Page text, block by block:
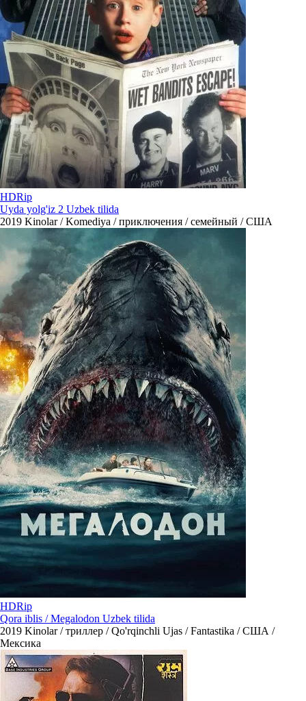
HDRip
Uyda yolg'iz 2 Uzbek tilida
2019 Kinolar / Komediya / приключения / семейный / США
HDRip
Qora iblis / Megalodon Uzbek tilida
2019 Kinolar / триллер / Qo'rqinchli Ujas / Fantastika / США /
Мексика